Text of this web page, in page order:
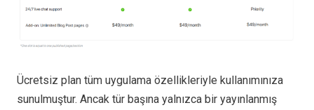
Ücretsiz plan tüm uygulama özellikleriyle kullanımınıza
sunulmuştur. Ancak tür başına yalnızca bir yayınlanmış